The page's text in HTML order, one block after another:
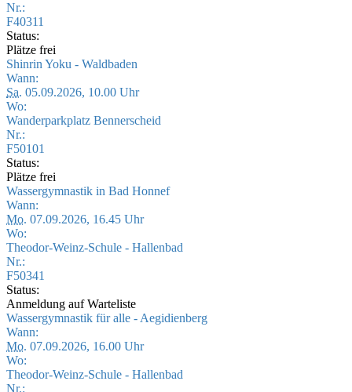
Nr.:
F40311
Status:
Plätze frei
Shinrin Yoku - Waldbaden
Wann:
Sa. 05.09.2026, 10.00 Uhr
Wo:
Wanderparkplatz Bennerscheid
Nr.:
F50101
Status:
Plätze frei
Wassergymnastik in Bad Honnef
Wann:
Mo. 07.09.2026, 16.45 Uhr
Wo:
Theodor-Weinz-Schule - Hallenbad
Nr.:
F50341
Status:
Anmeldung auf Warteliste
Wassergymnastik für alle - Aegidienberg
Wann:
Mo. 07.09.2026, 16.00 Uhr
Wo:
Theodor-Weinz-Schule - Hallenbad
Nr.: